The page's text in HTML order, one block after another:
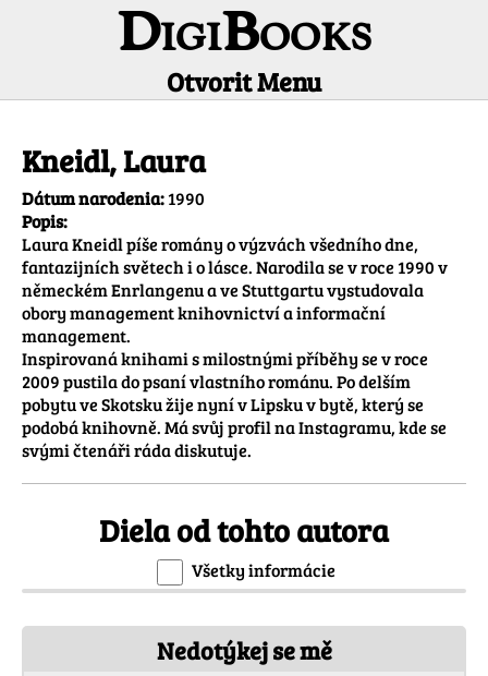
DigiBooks
Otvorit Menu
Kneidl, Laura
Dátum narodenia:1990
Popis:
Laura Kneidl píše romány o výzvách všedního dne,
fantazijních světech i o lásce. Narodila se v roce 1990 v
německém Enrlangenu a ve Stuttgartu vystudovala
obory management knihovnictví a informační
management.
Inspirovaná knihami s milostnými příběhy se v roce
2009 pustila do psaní vlastního románu. Po delším
pobytu ve Skotsku žije nyní v Lipsku v bytě, který se
podobá knihovně. Má svůj profil na Instagramu, kde se
svými čtenáři ráda diskutuje.
Diela od tohto autora
Všetky informácie
Nedotýkej se mě